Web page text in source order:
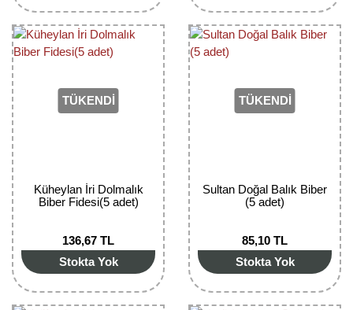
TÜKENDİ
Küheylan İri Dolmalık
Biber Fidesi(5 adet)
136,67 TL
Stokta Yok
TÜKENDİ
Sultan Doğal Balık Biber
(5 adet)
85,10 TL
Stokta Yok
Bektaşi Üzümü Fidanı
Böğürtlen Fidanı
Dut Fidanı
Erik Fidanı
Fidan Anaçları ve Aşı Kalemleri
Fındık Fidanı
Nostaljik Güller
Peyzaj Gülleri
Sarmaşık(Çardak) Gül Fidanları
Ters Lale Soğanı
Yılbaşı Gülü Çiçeği